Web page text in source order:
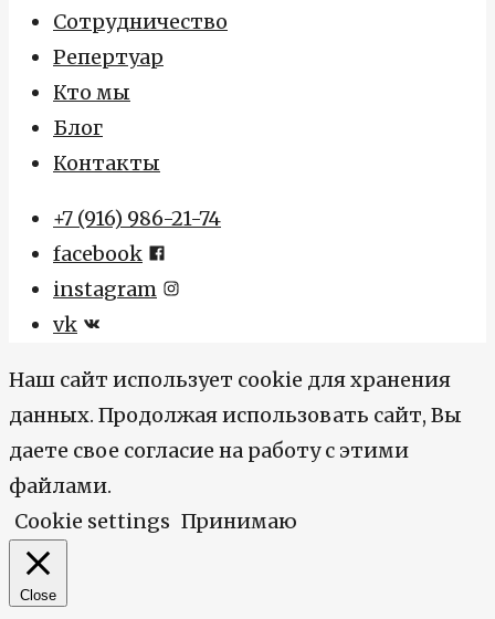
Сотрудничество
Репертуар
Кто мы
Блог
Контакты
+7 (916) 986-21-74
facebook
instagram
vk
Наш сайт использует cookie для хранения
данных. Продолжая использовать сайт, Вы
даете свое согласие на работу с этими
файлами.
Cookie settings Принимаю
Close